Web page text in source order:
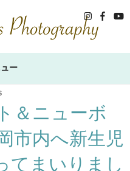
ー
＆ニューボ
市内へ新生児
てまいりまし